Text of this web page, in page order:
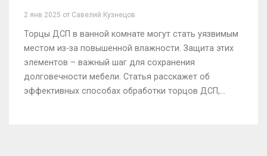
комнате
2 янв 2025 от Савелий Кузнецов
Торцы ДСП в ванной комнате могут стать уязвимым
местом из-за повышенной влажности. Защита этих
элементов – важный шаг для сохранения
долговечности мебели. Статья расскажет об
эффективных способах обработки торцов ДСП,